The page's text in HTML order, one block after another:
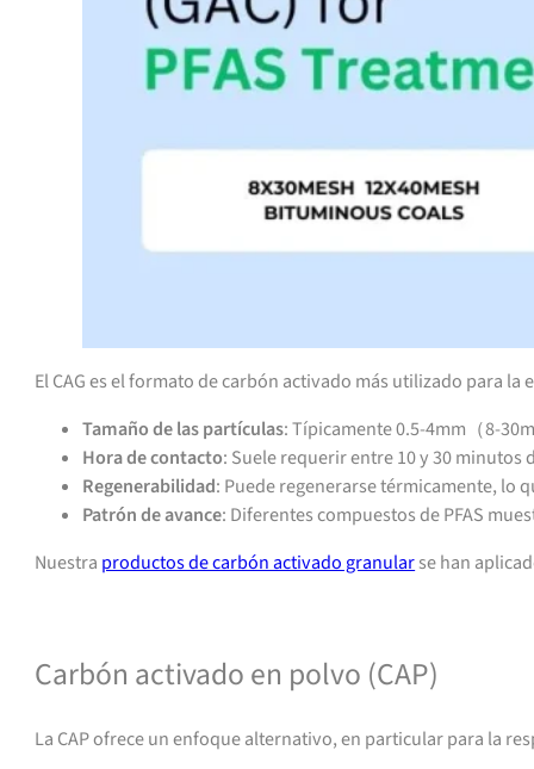
El CAG es el formato de carbón activado más utilizado para
Tamaño de las partículas: Típicamente 0.5-4mm（8-
Hora de contacto: Suele requerir entre 10 y 30 minutos
Regenerabilidad: Puede regenerarse térmicamente, lo
Patrón de avance: Diferentes compuestos de PFAS
Nuestra productos de carbón activado granularse han
Carbón activado en polvo (CAP)
La CAP ofrece un enfoque alternativo, en particular para la